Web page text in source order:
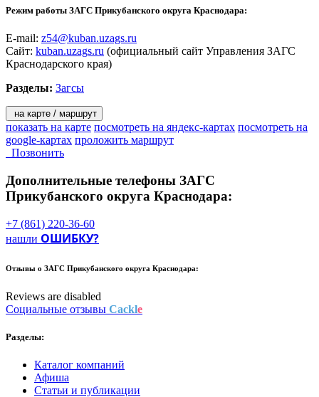
Режим работы ЗАГС Прикубанского округа Краснодара:
E-mail: z54@kuban.uzags.ru
Сайт: kuban.uzags.ru (официальный сайт Управления ЗАГС
Краснодарского края)
Разделы: Загсы
на карте / маршрут
показать на карте посмотреть на яндекс-картах посмотреть на
google-картах проложить маршрут
Позвонить
Дополнительные телефоны ЗАГС
Прикубанского округа Краснодара:
+7 (861) 220-36-60
нашли ОШИБКУ?
Отзывы о ЗАГС Прикубанского округа Краснодара:
Reviews are disabled
Социальные отзывы Cackle
Разделы:
Каталог компаний
Афиша
Статьи и публикации